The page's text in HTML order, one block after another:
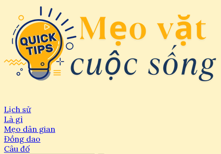
Lịch sử
Là gì
Mẹo dân gian
Đồng dao
Câu đố